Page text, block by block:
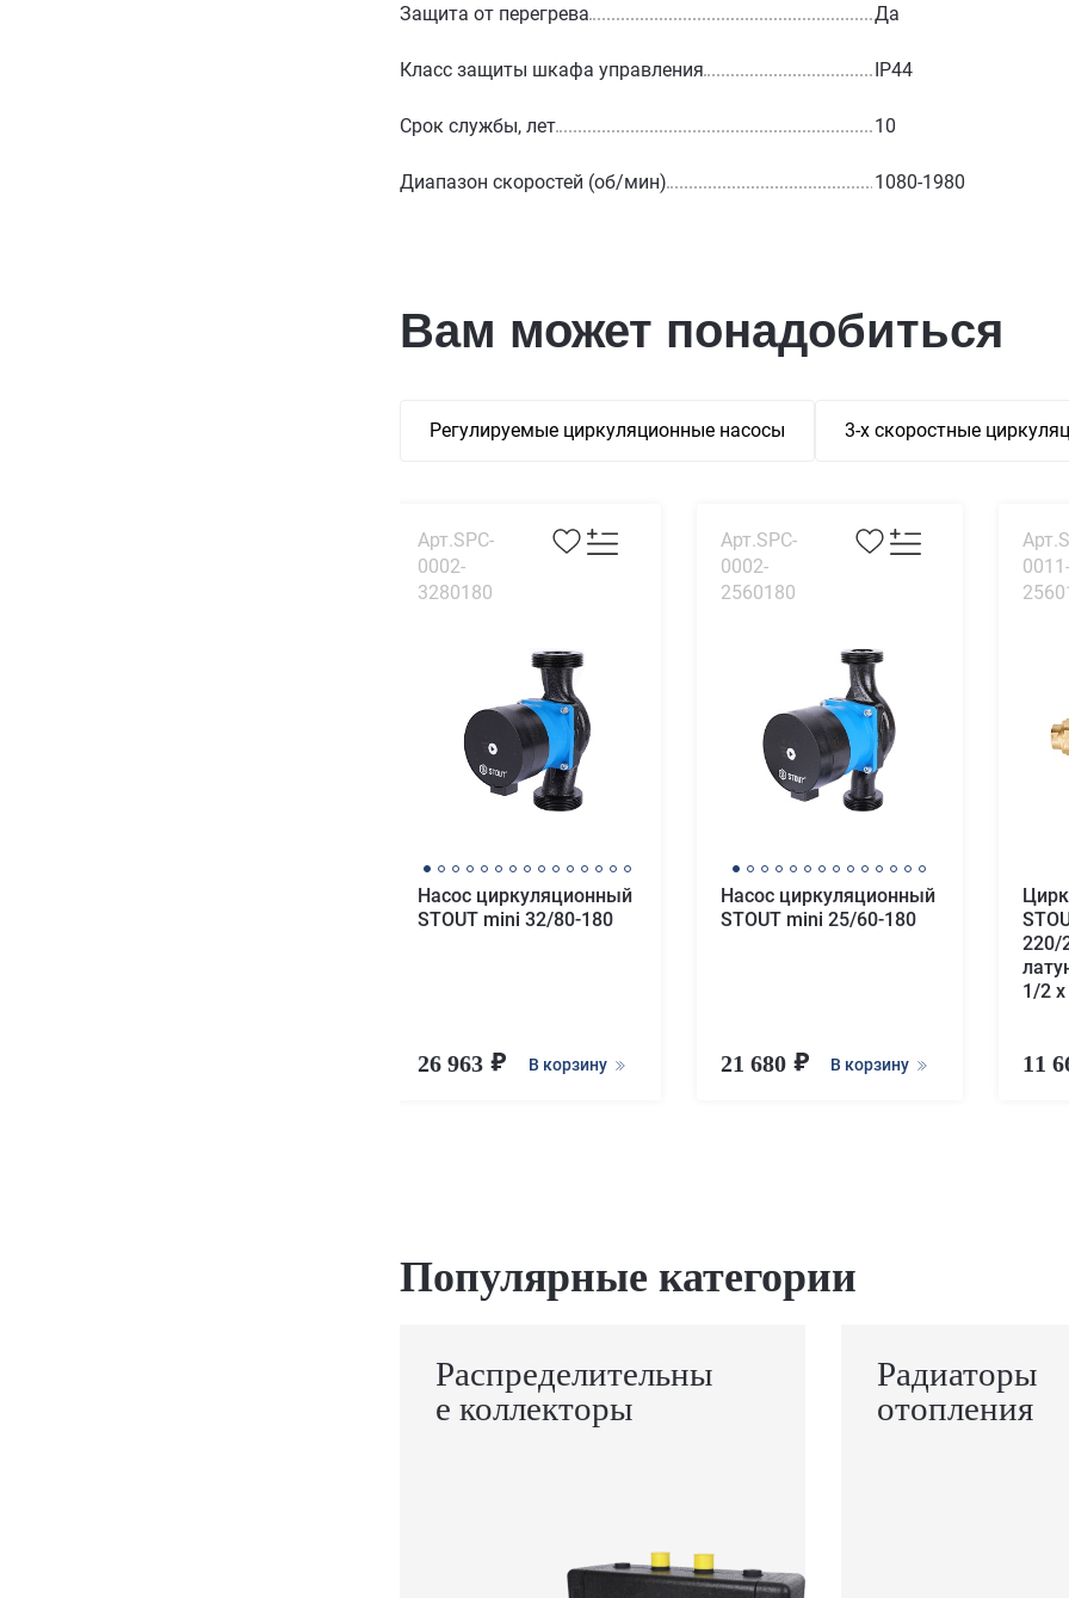
Защита от перегрева Да
Класс защиты шкафа управления IP44
Срок службы, лет 10
Диапазон скоростей (об/мин) 1080-1980
Вам может понадобиться
Регулируемые циркуляционные насосы 3-х скоростные
Арт.SPC-
0002-
3280180
Насос циркуляционный
STOUT mini 32/80-180
26 963 В корзину
Арт.SPC-
0002-
2560180
Насос циркуляционный
STOUT mini 25/60-180
21 680 В корзину
0011-
220/
1/2 x
11
Популярные категории
Распределительны
е коллекторы
Радиаторы
отопления